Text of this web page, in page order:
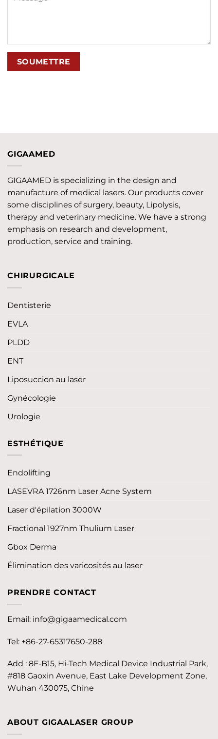
GIGAAMED
GIGAAMED is specializing in the design and
manufacture of medical lasers. Our products cover
some disciplines of surgery, beauty, Lipolysis,
therapy and veterinary medicine. We have a strong
emphasis on research and development,
production, service and training.
CHIRURGICALE
Dentisterie
EVLA
PLDD
ENT
Liposuccion au laser
Gynécologie
Urologie
ESTHÉTIQUE
Endolifting
LASEVRA 1726nm Laser Acne System
Laser d'épilation 3000W
Fractional 1927nm Thulium Laser
Gbox Derma
Élimination des varicosités au laser
PRENDRE CONTACT
Email: info@gigaamedical.com
Tel: +86-27-65317650-288
Add : 8F-B15, Hi-Tech Medical Device Industrial Park,
#818 Gaoxin Avenue, East Lake Development Zone,
Wuhan 430075, Chine
ABOUT GIGAALASER GROUP